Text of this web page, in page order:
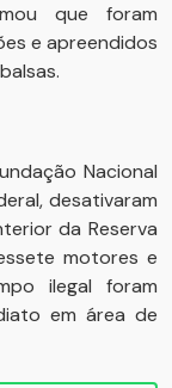
que foram
e apreendidos
Nacional
desativaram
da Reserva
motores e
ilegal foram
em área de